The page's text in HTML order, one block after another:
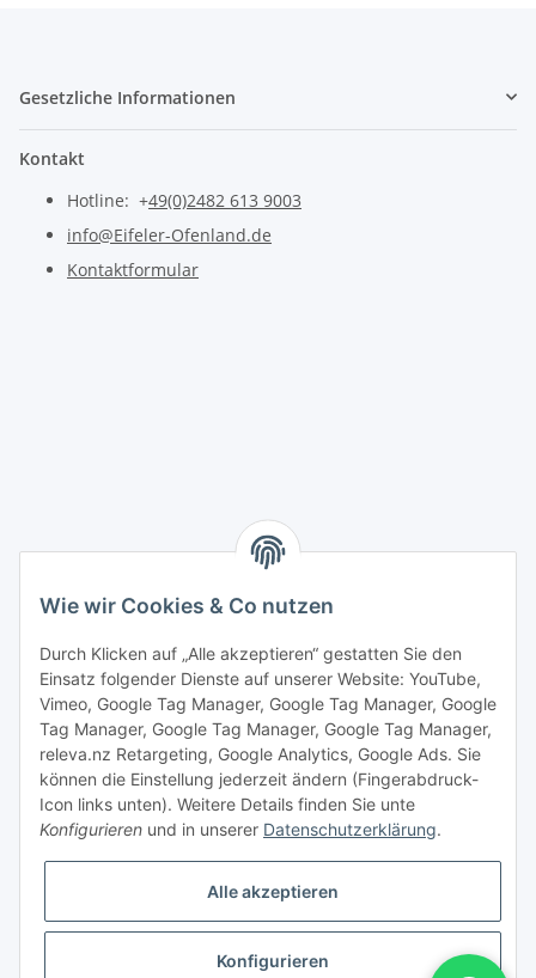
Gesetzliche Informationen
Kontakt
Hotline: +49(0)2482 613 9003
info@Eifeler-Ofenland.de
Kontaktformular
Vertrag widerrufen
Wie wir Cookies & Co nutzen
Durch Klicken auf „Alle akzeptieren“ gestatten Sie den
Einsatz folgender Dienste auf unserer Website: YouTube,
Vimeo, Google Tag Manager, Google Tag Manager, Google
Tag Manager, Google Tag Manager, Google Tag Manager,
releva.nz Retargeting, Google Analytics, Google Ads. Sie
können die Einstellung jederzeit ändern (Fingerabdruck-
Icon links unten). Weitere Details finden Sie unte
Konfigurieren und in unserer Datenschutzerklärung.
Alle akzeptieren
Konfigurieren